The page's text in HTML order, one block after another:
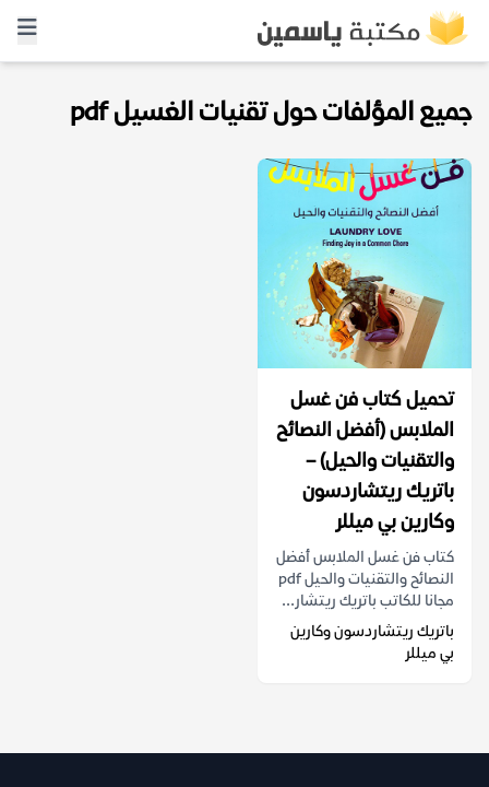
جميع المؤلفات حول تقنيات الغسيل pdf
تحميل كتاب فن غسل
الملابس (أفضل النصائح
والتقنيات والحيل) –
باتريك ريتشاردسون
وكارين بي ميللر
كتاب فن غسل الملابس أفضل
النصائح والتقنيات والحيل pdf
مجانا للكاتب باتريك ريتشار...
باتريك ريتشاردسون وكارين
بي ميللر